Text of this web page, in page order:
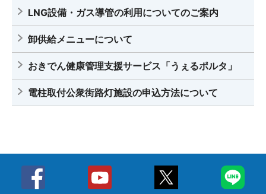
LNG設備・ガス導管の利用についてのご案内
卸供給メニューについて
おきでん健康管理支援サービス「うぇるポルタ」
電柱取付公衆街路灯施設の申込方法について